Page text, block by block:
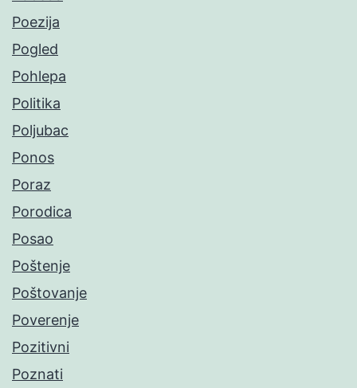
Poezija
Pogled
Pohlepa
Politika
Poljubac
Ponos
Poraz
Porodica
Posao
Poštenje
Poštovanje
Poverenje
Pozitivni
Poznati